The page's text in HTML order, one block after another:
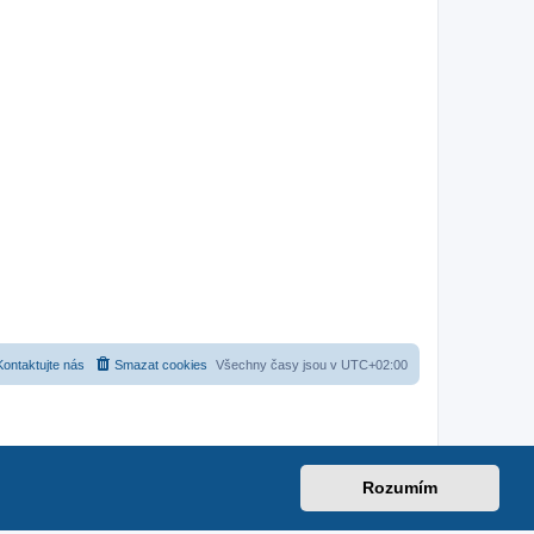
Rozumím
Všechny časy jsou v UTC+02:00
Smazat cookies
nás